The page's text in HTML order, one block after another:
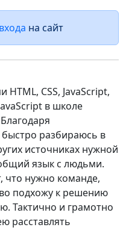
входа на сайт
CSS, JavaScript,
в школе
разбираюсь в
источниках нужной
язык с людьми.
что нужно команде,
подхожу к решению
Тактично и грамотно
расставлять